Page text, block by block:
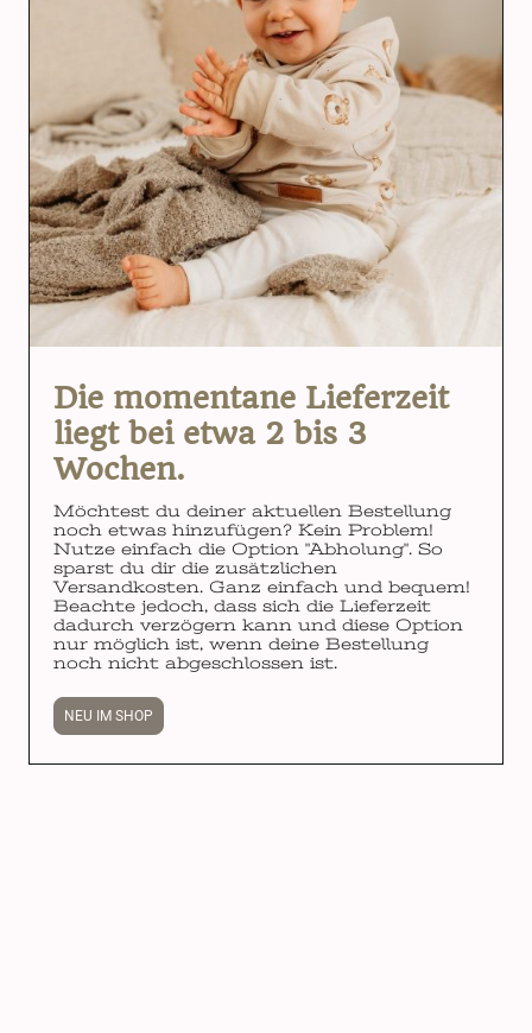
Die momentane Lieferzeit
liegt bei etwa 2 bis 3
Wochen.
Möchtest du deiner aktuellen Bestellung
noch etwas hinzufügen? Kein Problem!
Nutze einfach die Option "Abholung". So
sparst du dir die zusätzlichen
Versandkosten. Ganz einfach und bequem!
Beachte jedoch, dass sich die Lieferzeit
dadurch verzögern kann und diese Option
nur möglich ist, wenn deine Bestellung
noch nicht abgeschlossen ist.
NEU IM SHOP